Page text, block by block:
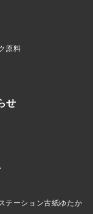
原料
せ
テーション古紙ゆたか